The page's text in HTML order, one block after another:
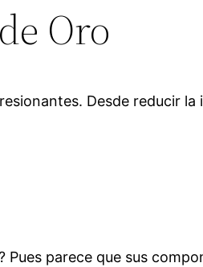
Oro
Desde reducir
Pues parece que sus